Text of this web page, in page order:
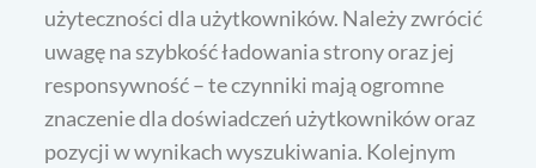
użyteczności dla użytkowników. Należy zwrócić
uwagę na szybkość ładowania strony oraz jej
responsywność – te czynniki mają ogromne
znaczenie dla doświadczeń użytkowników oraz
pozycji w wynikach wyszukiwania. Kolejnym